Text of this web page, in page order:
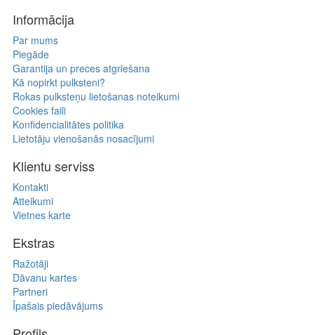
Informācija
Par mums
Piegāde
Garantija un preces atgriešana
Kā nopirkt pulksteni?
Rokas pulksteņu lietošanas noteikumi
Cookies faili
Konfidencialitātes politika
Lietotāju vienošanās nosacījumi
Klientu serviss
Kontakti
Atteikumi
Vietnes karte
Ekstras
Ražotāji
Dāvanu kartes
Partneri
Īpašais piedāvājums